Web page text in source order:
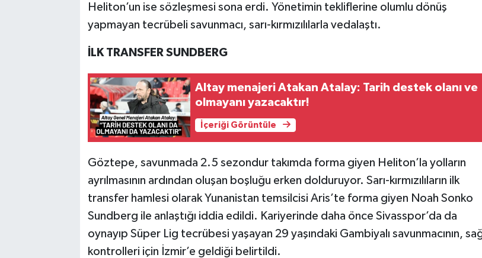
Heliton’un ise sözleşmesi sona erdi. Yönetimin tekliflerine olumlu dönüş
yapmayan tecrübeli savunmacı, sarı-kırmızılılarla vedalaştı.
İLK TRANSFER SUNDBERG
Altay menajeri Atakan Atalay: Tarih destek olanı ve
olmayanı yazacaktır!
İçeriği Görüntüle
Göztepe, savunmada 2.5 sezondur takımda forma giyen Heliton’la yolların
ayrılmasının ardından oluşan boşluğu erken dolduruyor. Sarı-kırmızılıların ilk
transfer hamlesi olarak Yunanistan temsilcisi Aris’te forma giyen Noah Sonko
Sundberg ile anlaştığı iddia edildi. Kariyerinde daha önce Sivasspor’da da
oynayıp Süper Lig tecrübesi yaşayan 29 yaşındaki Gambiyalı savunmacının,
kontrolleri için İzmir’e geldiği belirtildi.